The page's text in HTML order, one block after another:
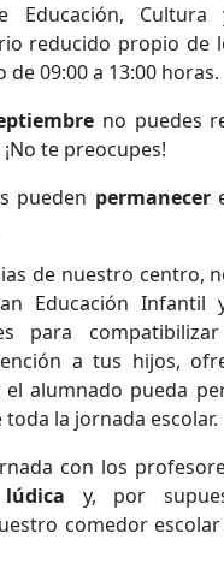
Educación, Cultura
reducido propio de
09:00 a 13:00 horas.
no puedes
te preocupes!
pueden permanecer
de nuestro centro,
Educación Infantil
para
a tus hijos,
alumnado pueda
la jornada escolar.
con los
y, por
comedor